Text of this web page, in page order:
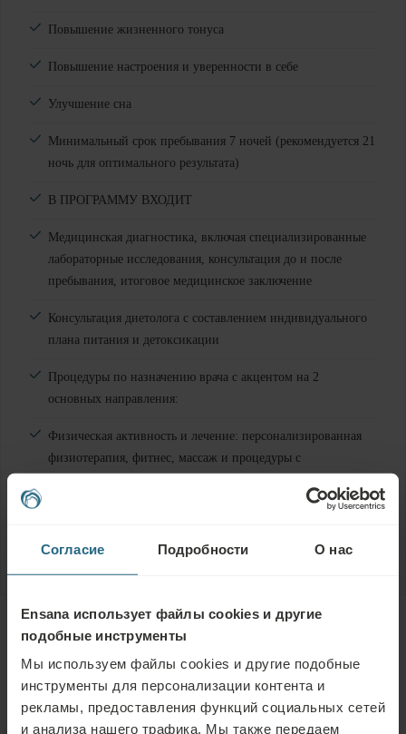
Согласие Подробности О нас
Ensana использует файлы cookies и другие
подобные инструменты
Мы используем файлы cookies и другие подобные
инструменты для персонализации контента и
рекламы, предоставления функций социальных сетей
и анализа нашего трафика. Мы также передаем
Повышение жизненного тонуса
Повышение настроения и уверенности в себе
Улучшение сна
Минимальный срок пребывания 7 ночей (рекомендуется 21
ночь для оптимального результата)
В ПРОГРАММУ ВХОДИТ
Медицинская диагностика, включая специализированные
лабораторные исследования, консультация до и после
пребывания, итоговое медицинское заключение
Консультация диетолога с составлением индивидуального
плана питания и детоксикации
Процедуры по назначению врача с акцентом на 2
основных направления:
Физическая активность и лечение: персонализированная
физиотерапия, фитнес, массаж и процедуры с
Для кого предназначено
Хотите держать свой вес под контролем или избавиться
от нездоровых привычек в еде? Наши эксперты помогут
вам найти наиболее подходящий путь решения этих
проблем. Для достижения наилучших и устойчивых
Услуги отеля